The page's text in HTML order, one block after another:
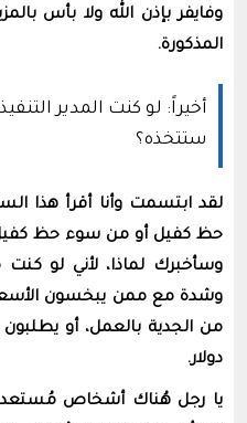
وفايفر بإذن الله ولا بأس
المذكورة.
أخيراً: لو كنت المدير
ستتخذه؟
لقد ابتسمت وأنا أقرأ هذا
حظ كفيل أو من سوء حظ كفيل
وسأخبرك لماذا، لأني لو
وشدة مع ممن يبخسون
من الجدية بالعمل، أو
دولار.
يا رجل هُناك أشخاص